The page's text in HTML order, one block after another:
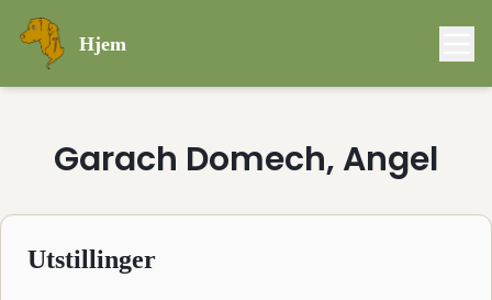
Hjem
Garach Domech, Angel
Utstillinger